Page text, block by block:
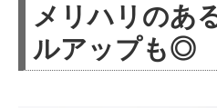
メリハリのあ
ルアップも◎